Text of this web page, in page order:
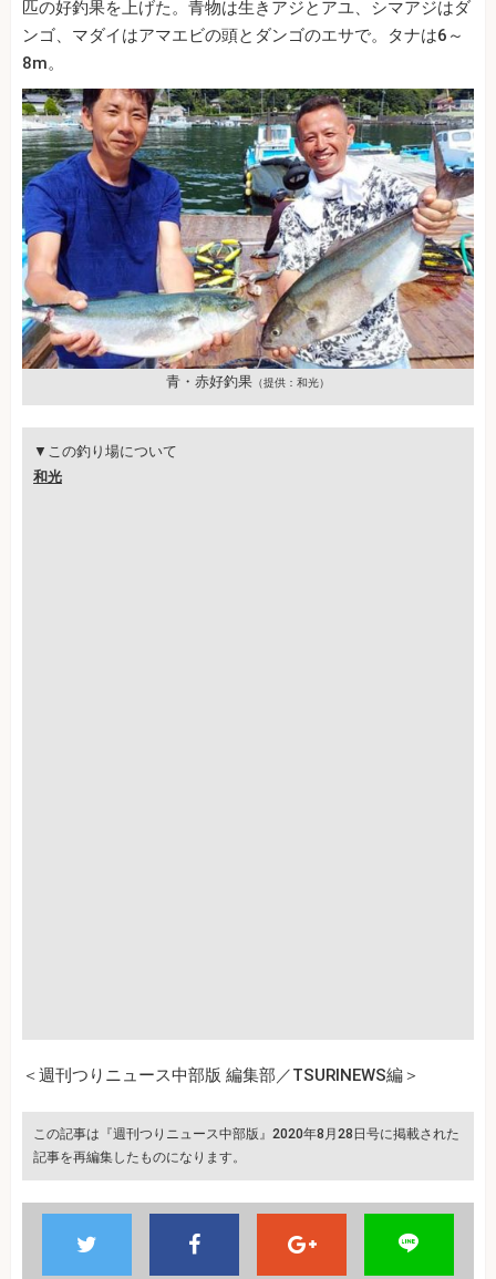
匹の好釣果を上げた。青物は生きアジとアユ、シマアジはダ
ンゴ、マダイはアマエビの頭とダンゴのエサで。タナは6～
8m。
青・赤好釣果 （提供：和光）
▼この釣り場について
和光
＜週刊つりニュース中部版 編集部／TSURINEWS編＞
この記事は『週刊つりニュース中部版』2020年8月28日号に掲載された
記事を再編集したものになります。